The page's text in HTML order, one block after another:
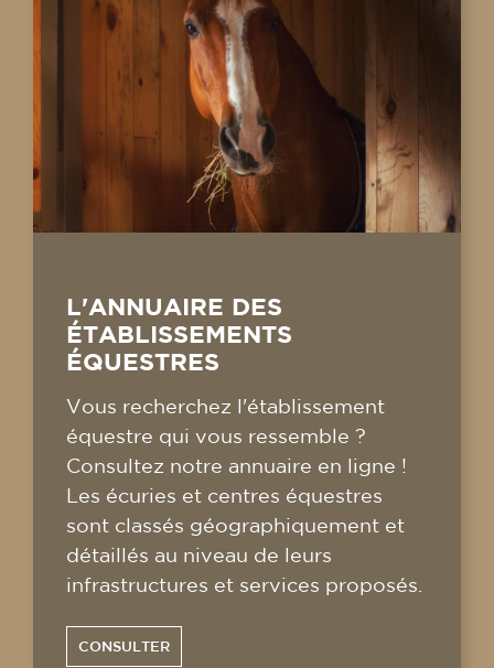
L'ANNUAIRE DES
ÉTABLISSEMENTS
ÉQUESTRES
Vous recherchez l'établissement
équestre qui vous ressemble ?
Consultez notre annuaire en ligne !
Les écuries et centres équestres
sont classés géographiquement et
détaillés au niveau de leurs
infrastructures et services proposés.
CONSULTER